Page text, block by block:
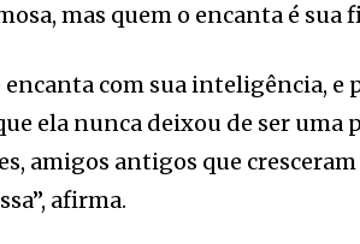
mas quem o encanta é sua
encanta com sua inteligência,
ela nunca deixou de ser uma
amigos antigos que
afirma.